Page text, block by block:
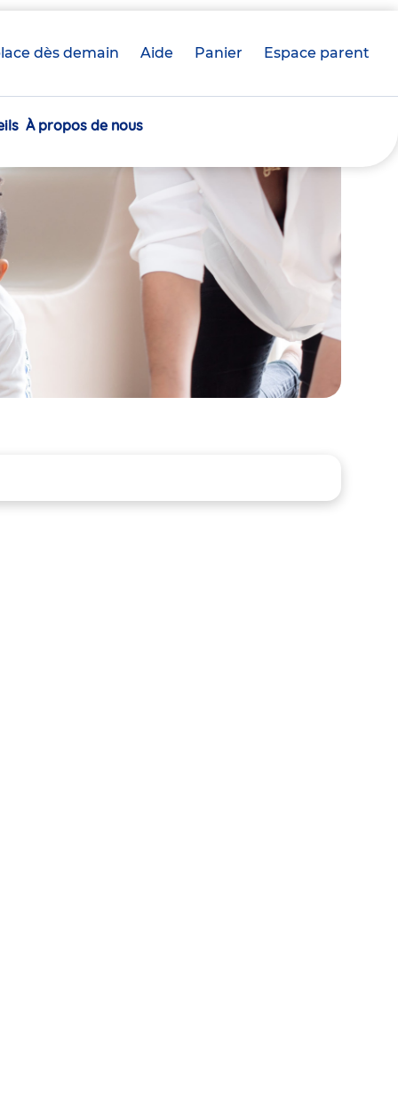
dès demain Aide Panier crèche(s)
Espace parent
À propos de nous